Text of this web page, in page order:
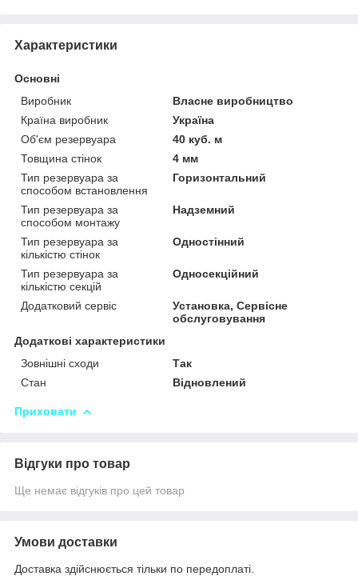
Характеристики
Основні
Виробник
Власне виробництво
Країна виробник
Україна
Об'єм резервуара
40 куб. м
Товщина стінок
4 мм
Тип резервуара за
способом встановлення
Горизонтальний
Тип резервуара за
способом монтажу
Надземний
Тип резервуара за
кількістю стінок
Одностінний
Тип резервуара за
кількістю секцій
Односекційний
Додатковий сервіс
Установка, Сервісне
обслуговування
Додаткові характеристики
Зовнішні сходи
Так
Стан
Відновлений
Приховати
Відгуки про товар
Ще немає відгуків про цей товар
Умови доставки
Доставка здійснюється тільки по передоплаті.